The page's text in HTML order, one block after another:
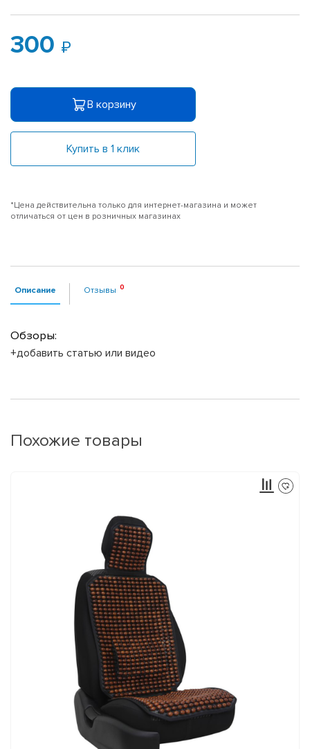
300
В корзину
Купить в 1 клик
*Цена действительна только для интернет-магазина и может
отличаться от цен в розничных магазинах
Описание Отзывы
Обзоры:
+добавить статью или видео
Похожие товары